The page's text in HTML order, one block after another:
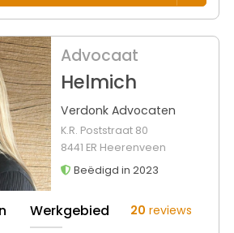
Advocaat
Helmich
Verdonk Advocaten
K.R. Poststraat 80
8441 ER Heerenveen
Beëdigd in 2023
Werkgebied 20 reviews